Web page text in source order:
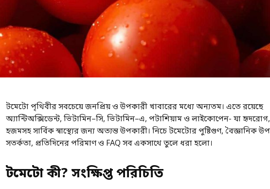
টমেটো পৃথিবীর সবচেয়ে জনপ্রিয় ও উপকারী খাবারের মধ্যে অন্যতম। এতে রয়েছে
অ্যান্টিঅক্সিডেন্ট, ভিটামিন–সি, ভিটামিন–এ, পটাশিয়াম ও লাইকোপেন- যা হৃদরোগ,
হজমসহ সার্বিক স্বাস্থ্যের জন্য অত্যন্ত উপকারী। নিচে টমেটোর পুষ্টিগুণ, বৈজ্ঞানিক
সতর্কতা, প্রতিদিনের পরিমাণ ও FAQ সব একসাথে তুলে ধরা হলো।
টমেটো কী? সংক্ষিপ্ত পরিচিতি